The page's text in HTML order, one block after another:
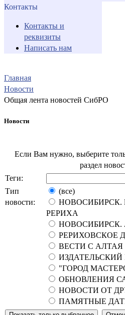
Контакты
Контакты и
реквизиты
Написать нам
Главная
Новости
Общая лента новостей СибРО
Новости
Если Вам нужно, выберите
раздел
Теги:
Тип
новости:
(все)
НОВОСИБИРСК.
РЕРИХА
РЕРИХОВСКОЕ
ВЕСТИ С АЛТАЯ
ИЗДАТЕЛЬСКИЙ
"ГОРОД
ОБНОВЛЕНИЯ
НОВОСТИ ОТ
ПАМЯТНЫЕ